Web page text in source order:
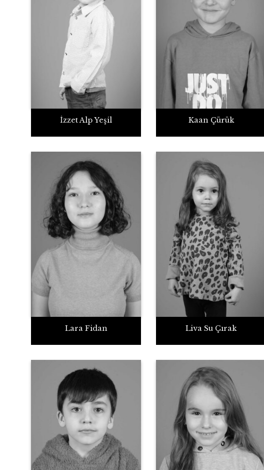
İzzet Alp Yeşil Kaan Çürük
Lara Fidan Liva Su Çırak